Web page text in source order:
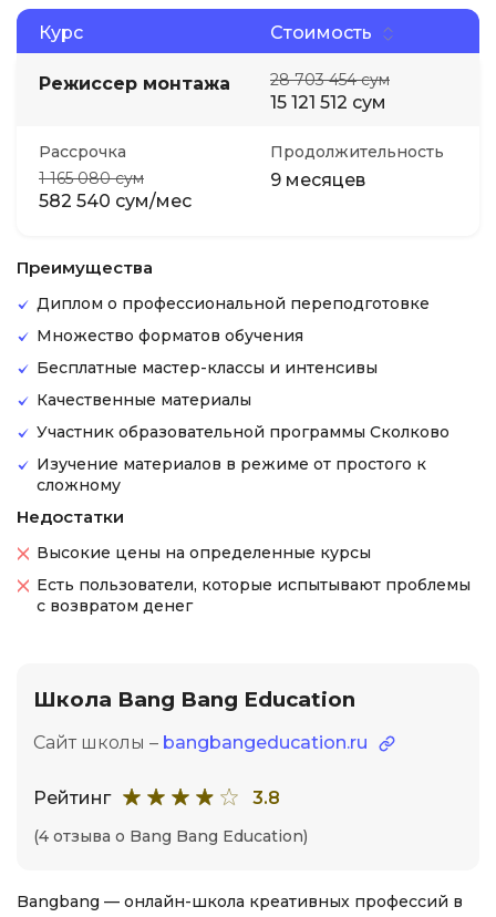
Курс Стоимость
Режиссер монтажа 28 703 454 сум
15 121 512 сум
Рассрочка
1 165 080 сум
582 540 сум/мес
Продолжительность
9 месяцев
Преимущества
Диплом о профессиональной переподготовке
Множество форматов обучения
Бесплатные мастер-классы и интенсивы
Качественные материалы
Участник образовательной программы Сколково
Изучение материалов в режиме от простого к
сложному
Недостатки
Высокие цены на определенные курсы
Есть пользователи, которые испытывают проблемы
с возвратом денег
Школа Bang Bang Education
Сайт школы – bangbangeducation.ru
Рейтинг 3.8
(4 отзыва о Bang Bang Education)
Bangbang — онлайн-школа креативных профессий в